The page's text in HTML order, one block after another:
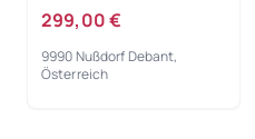
299,00 €
9990 Nußdorf Debant,
Österreich